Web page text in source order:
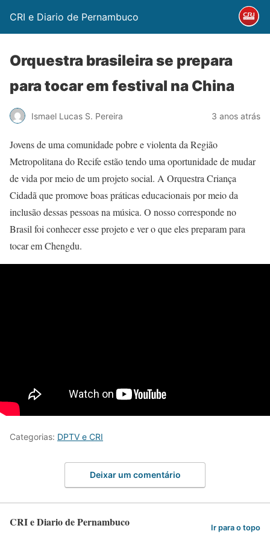
CRI e Diario de Pernambuco
Orquestra brasileira se prepara
para tocar em festival na China
Ismael Lucas S. Pereira 3 anos atrás
Jovens de uma comunidade pobre e violenta da Região
Metropolitana do Recife estão tendo uma oportunidade de mudar
de vida por meio de um projeto social. A Orquestra Criança
Cidadã que promove boas práticas educacionais por meio da
inclusão dessas pessoas na música. O nosso corresponde no
Brasil foi conhecer esse projeto e ver o que eles preparam para
tocar em Chengdu.
Categorias: DPTV e CRI
Deixar um comentário
CRI e Diario de Pernambuco Ir para o topo